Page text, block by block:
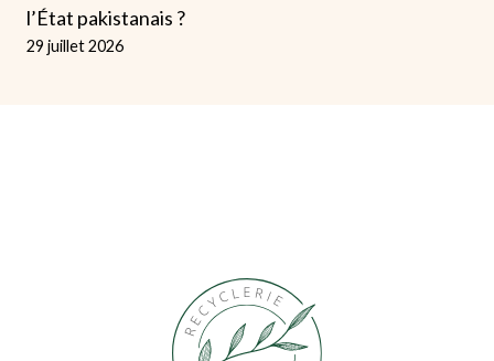
l’État pakistanais ?
29 juillet 2026